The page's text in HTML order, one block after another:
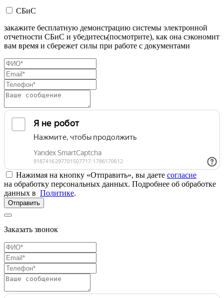
СБиС
закажите бесплатную демонстрацию системы электронной
отчетности СБиС и убедитесь(посмотрите), как она сэкономит
вам время и сбережет силы при работе с документами
Нажимая на кнопку «Отправить», вы даете согласие
на обработку персональных данных. Подробнее об обработке
данных в Политике.
Отправить
Заказать звонок